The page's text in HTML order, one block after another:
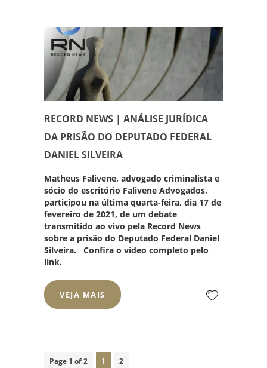
RECORD NEWS | ANÁLISE JURÍDICA
DA PRISÃO DO DEPUTADO FEDERAL
DANIEL SILVEIRA
Matheus Falivene, advogado criminalista e
sócio do escritório Falivene Advogados,
participou na última quarta-feira, dia 17 de
fevereiro de 2021, de um debate
transmitido ao vivo pela Record News
sobre a prisão do Deputado Federal Daniel
Silveira. Confira o vídeo completo pelo
link.
VEJA MAIS
Page 1 of 2 1 2